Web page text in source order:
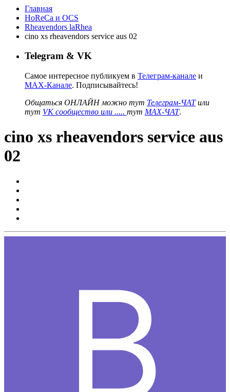
Главная
HoReCa и OCS
Rheavendors laRhea
cino xs rheavendors service aus 02
Telegram & VK
Самое интересное публикуем в Телеграм-канале и
MAX-Канале. Подписывайтесь!
Общаться ОНЛАЙН можно тут Телеграм-ЧАТили
тут VK сообщество или ..... тут MAX-ЧАТ.
cino xs rheavendors service aus
02